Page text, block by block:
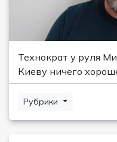
Технократ у руля
Киеву ничего
Рубрики